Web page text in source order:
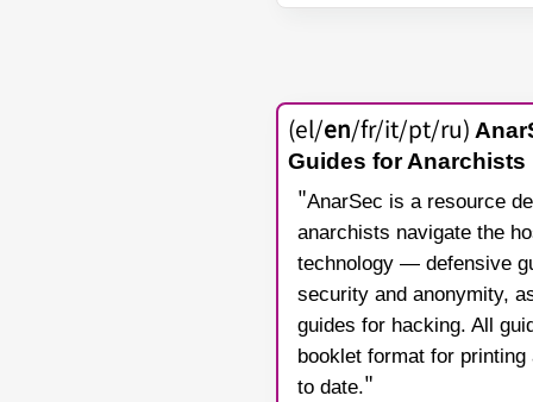
(el/en/fr/it/pt/ru)
Guides for Anarchists
"AnarSec is a resource
anarchists navigate the
technology — defensive
security and anonymity,
guides for hacking. All
booklet format for
to date."